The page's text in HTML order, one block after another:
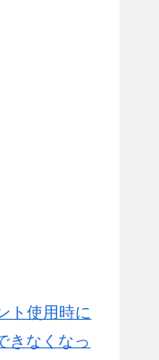
ト使用時に
きなくなっ